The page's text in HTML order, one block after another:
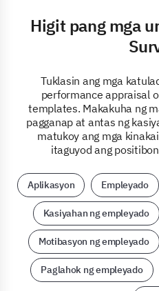
Higit pang mga
Tuklasin ang mga
performance appraisal
templates. Makakuha ng
pagganap at antas ng
matukoy ang mga
itaguyod ang
Aplikasyon Empleyado
Kasiyahan ng empleyado
Motibasyon ng empleyado
Paglahok ng empleyado